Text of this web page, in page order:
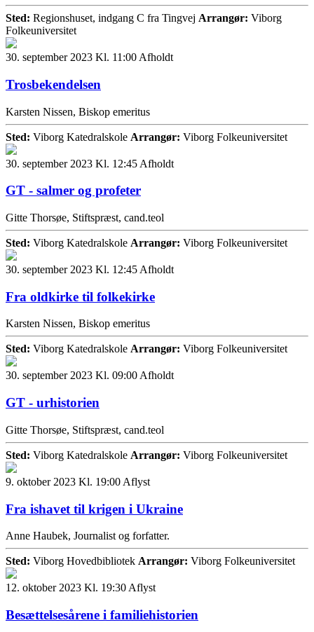
Sted: Regionshuset, indgang C fra Tingvej Arrangør: Viborg
Folkeuniversitet
30. september 2023 Kl. 11:00 Afholdt
Trosbekendelsen
Karsten Nissen, Biskop emeritus
Sted: Viborg Katedralskole Arrangør: Viborg Folkeuniversitet
30. september 2023 Kl. 12:45 Afholdt
GT - salmer og profeter
Gitte Thorsøe, Stiftspræst, cand.teol
Sted: Viborg Katedralskole Arrangør: Viborg Folkeuniversitet
30. september 2023 Kl. 12:45 Afholdt
Fra oldkirke til folkekirke
Karsten Nissen, Biskop emeritus
Sted: Viborg Katedralskole Arrangør: Viborg Folkeuniversitet
30. september 2023 Kl. 09:00Afholdt
GT - urhistorien
Gitte Thorsøe, Stiftspræst, cand.teol
Sted: Viborg Katedralskole Arrangør: Viborg Folkeuniversitet
9. oktober 2023 Kl. 19:00 Aflyst
Fra ishavet til krigen i Ukraine
Anne Haubek, Journalist og forfatter.
Sted: Viborg Hovedbibliotek Arrangør: Viborg Folkeuniversitet
12. oktober 2023 Kl. 19:30 Aflyst
Besættelsesårene i familiehistorien